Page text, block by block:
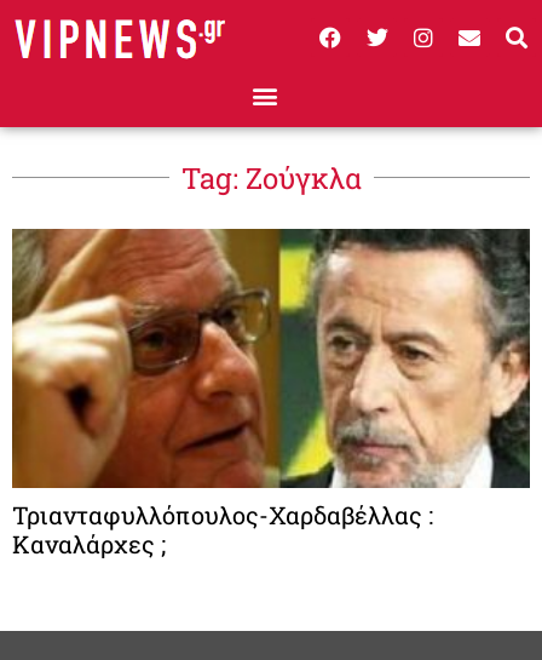
Tag: Ζούγκλα
Τριανταφυλλόπουλος-Χαρδαβέλλας :
Καναλάρχες ;